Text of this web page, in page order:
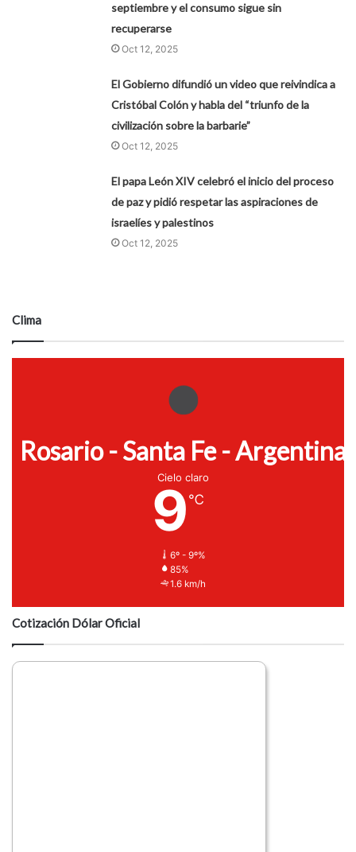
septiembre y el consumo sigue sin
recuperarse
Oct 12, 2025
El Gobierno difundió un video que reivindica a
Cristóbal Colón y habla del “triunfo de la
civilización sobre la barbarie”
Oct 12, 2025
El papa León XIV celebró el inicio del proceso
de paz y pidió respetar las aspiraciones de
israelíes y palestinos
Oct 12, 2025
Clima
Rosario - Santa Fe - Argentina
Cielo claro
9 ℃
6º - 9º%
85%
1.6 km/h
Cotización Dólar Oficial